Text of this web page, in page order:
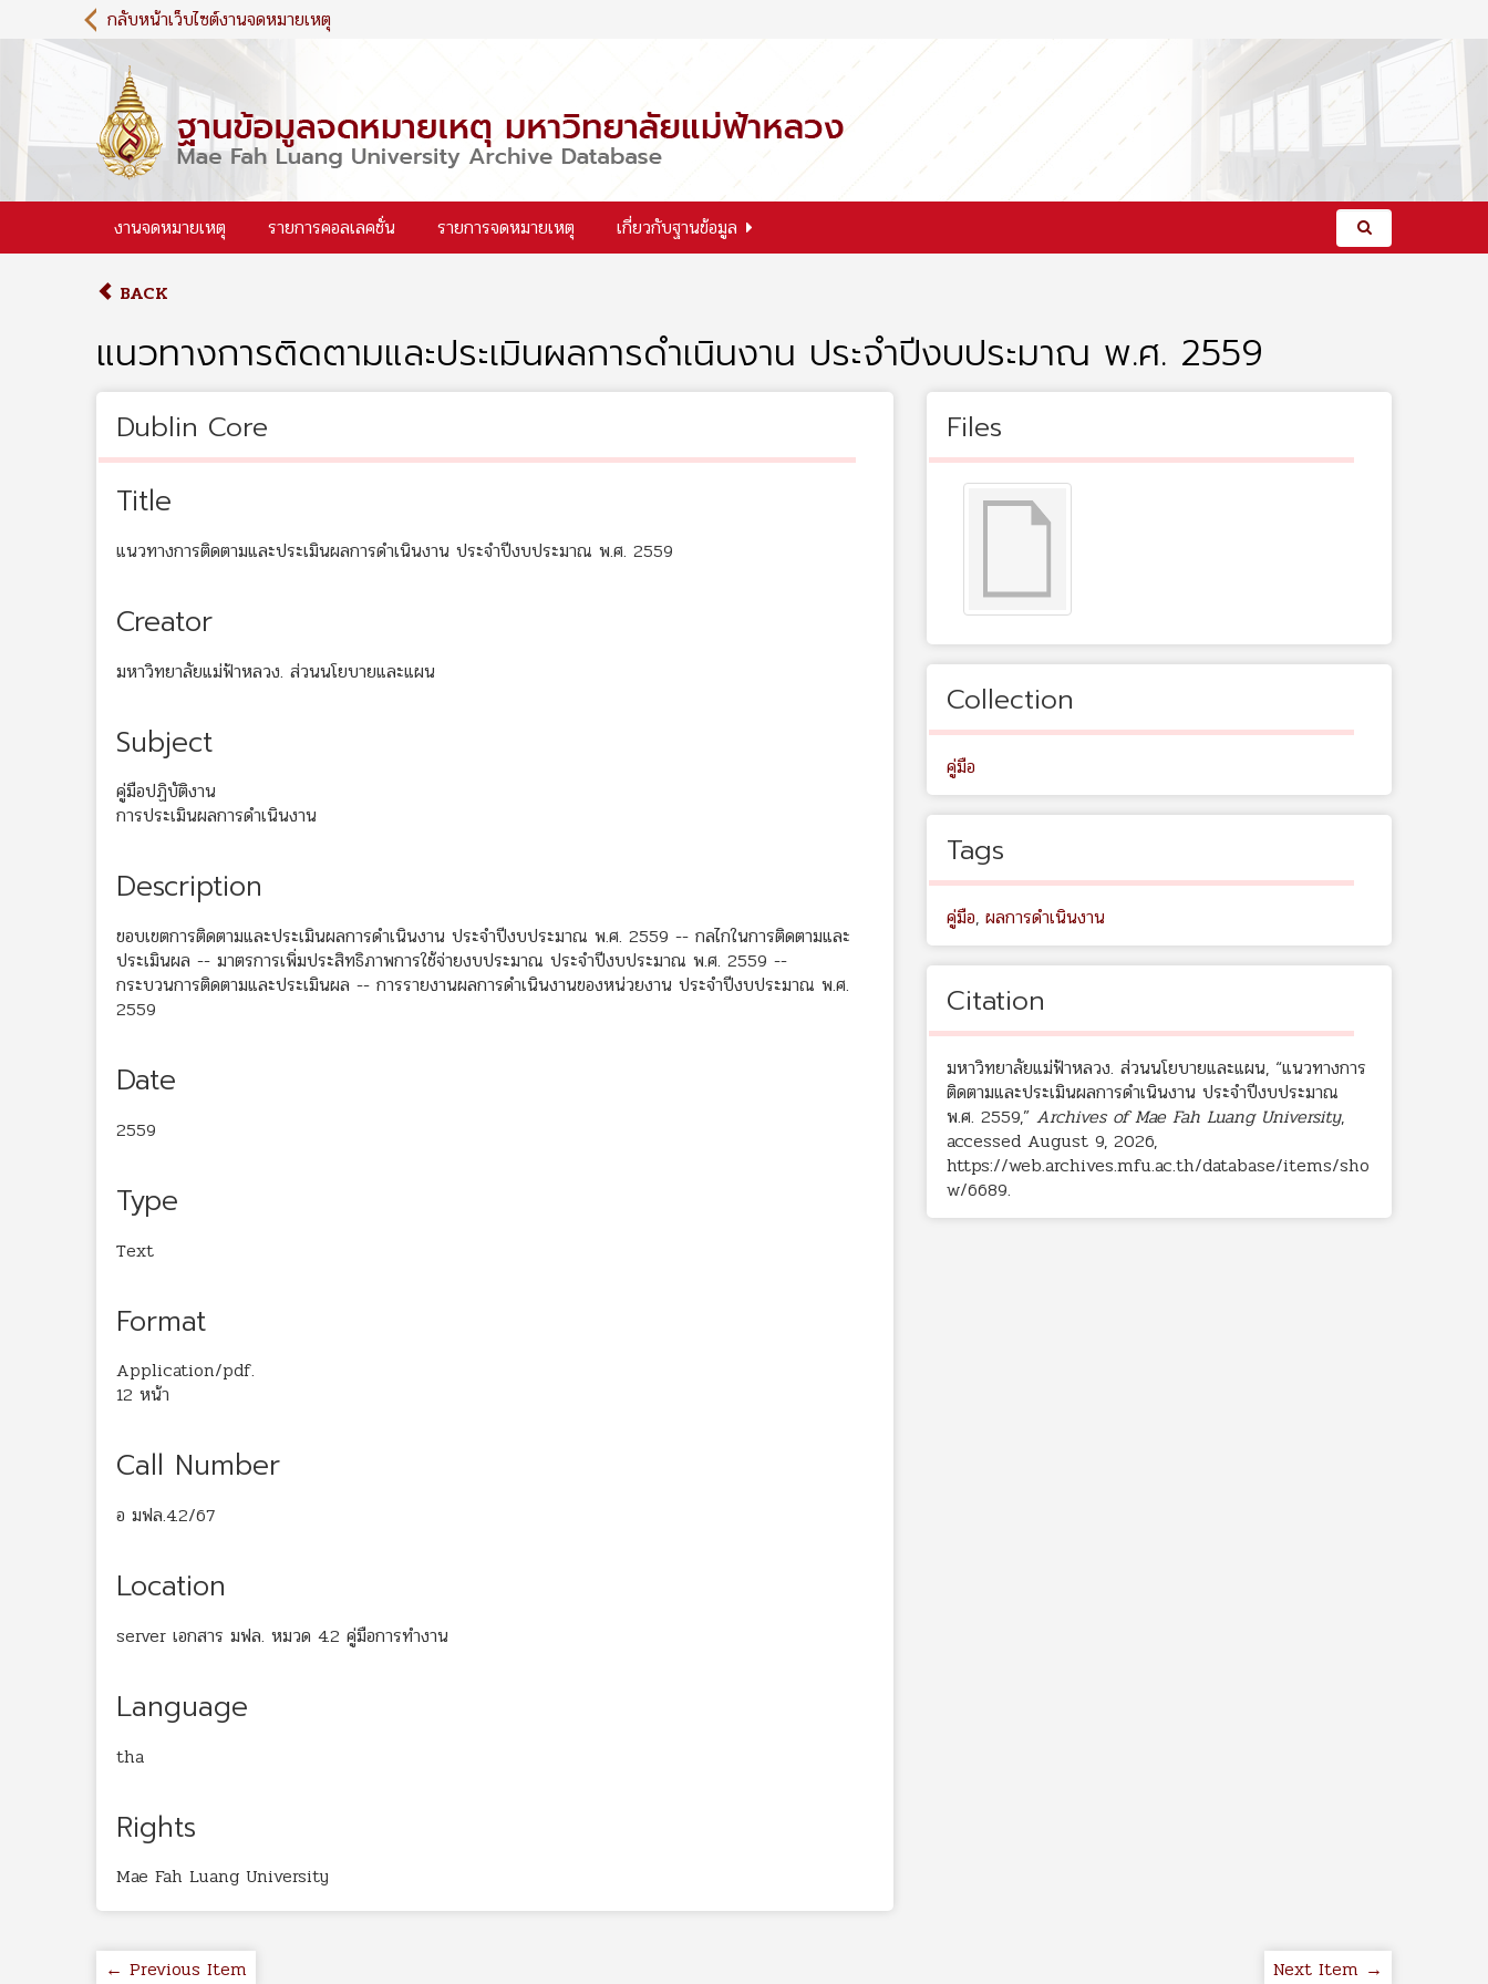
i
c
กลับหน้าเว็บไซต์งานจดหมายเหตุ
งานจดหมายเหตุ รายการคอลเลคชั่น รายการจดหมายเหตุ เกี่ยวกับฐานข้อมูล
BACK
แนวทางการติดตามและประเมินผลการดำเนินงาน ประจำปีงบประมาณ พ.ศ. 2559
Dublin Core
Title
แนวทางการติดตามและประเมินผลการดำเนินงาน ประจำปีงบประมาณ พ.ศ. 2559
Creator
มหาวิทยาลัยแม่ฟ้าหลวง. ส่วนนโยบายและแผน
Subject
คู่มือปฏิบัติงาน
การประเมินผลการดำเนินงาน
Description
ขอบเขตการติดตามและประเมินผลการดำเนินงาน ประจำปีงบประมาณ พ.ศ. 2559 -- กลไกในการติดตามและ
ประเมินผล -- มาตรการเพิ่มประสิทธิภาพการใช้จ่ายงบประมาณ ประจำปีงบประมาณ พ.ศ. 2559 --
กระบวนการติดตามและประเมินผล -- การรายงานผลการดำเนินงานของหน่วยงาน ประจำปีงบประมาณ พ.ศ.
2559
Date
2559
Type
Text
Format
Application/pdf.
12 หน้า
Call Number
อ มฟล.4.2/67
Location
server เอกสาร มฟล. หมวด 4.2 คู่มือการทำงาน
Language
tha
Rights
Mae Fah Luang University
Files
Collection
คู่มือ
Tags
คู่มือ, ผลการดำเนินงาน
Citation
มหาวิทยาลัยแม่ฟ้าหลวง. ส่วนนโยบายและแผน, “แนวทางการ
ติดตามและประเมินผลการดำเนินงาน ประจำปีงบประมาณ
พ.ศ. 2559,” Archives of Mae Fah Luang University,
accessed August 9, 2026,
https://web.archives.mfu.ac.th/database/items/sho
w/6689.
← Previous Item Next Item →